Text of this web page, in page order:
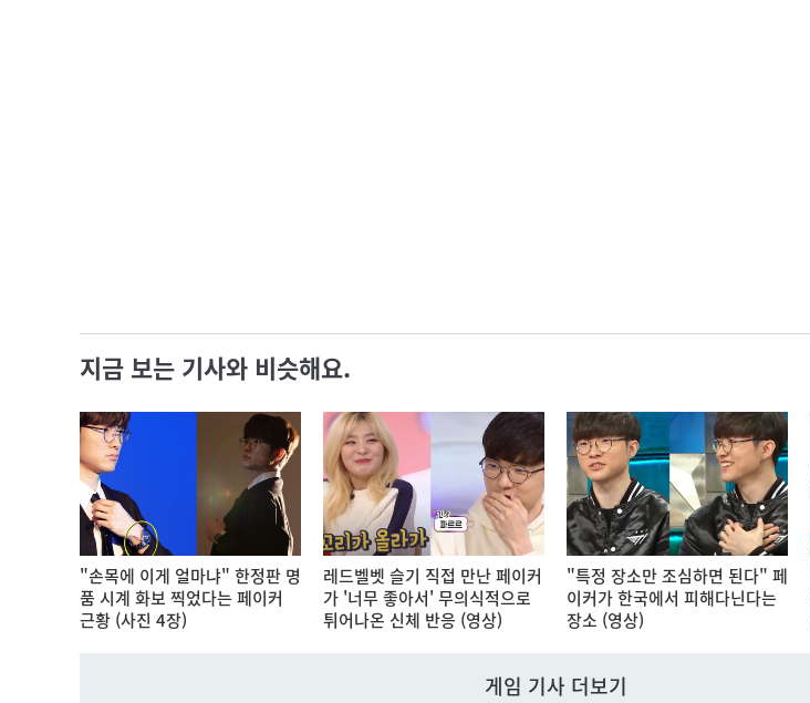
지금 보는 기사와 비슷해요.
"손목에 이게 얼마냐" 한정판 명
품 시계 화보 찍었다는 페이커
근황 (사진 4장)
레드벨벳 슬기 직접 만난 페이커
가 '너무 좋아서' 무의식적으로
튀어나온 신체 반응 (영상)
"특정 장소만 조심하면 된다" 페
이커가 한국에서 피해다닌다는
장소 (영상)
게임 기사 더보기